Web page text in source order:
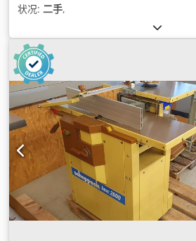
状况: 二手,